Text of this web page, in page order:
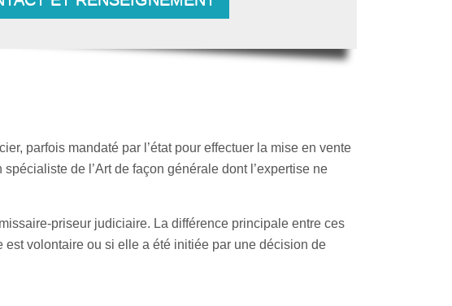
parfois mandaté par l’état pour effectuer la mise en vente
de l’Art de façon générale dont l’expertise ne
priseur judiciaire. La différence principale entre ces
est volontaire ou si elle a été initiée par une décision de